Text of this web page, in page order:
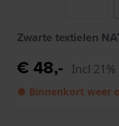
Zwarte textielen
€ 48,- Incl
● Binnenkort weer